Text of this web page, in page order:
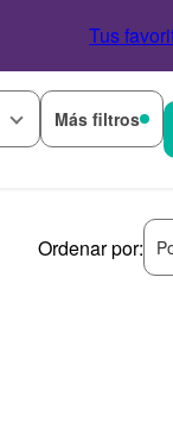
Tus
Más filtros
Ordenar por: